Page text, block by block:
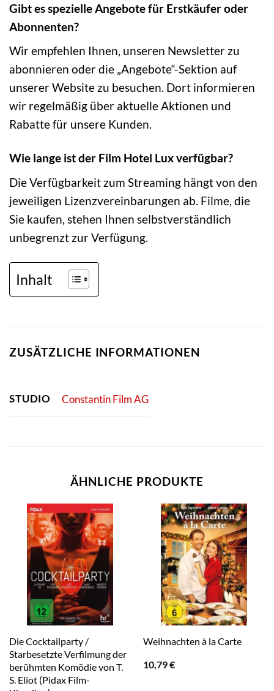
Gibt es spezielle Angebote für Erstkäufer oder
Abonnenten?
Wir empfehlen Ihnen, unseren Newsletter zu
abonnieren oder die „Angebote“-Sektion auf
unserer Website zu besuchen. Dort informieren
wir regelmäßig über aktuelle Aktionen und
Rabatte für unsere Kunden.
Wie lange ist der Film Hotel Lux verfügbar?
Die Verfügbarkeit zum Streaming hängt von den
jeweiligen Lizenzvereinbarungen ab. Filme, die
Sie kaufen, stehen Ihnen selbstverständlich
unbegrenzt zur Verfügung.
Inhalt
ZUSÄTZLICHE INFORMATIONEN
STUDIO Constantin Film AG
ÄHNLICHE PRODUKTE
Die Cocktailparty /
Starbesetzte Verfilmung der
berühmten Komödie von T.
S. Eliot (Pidax Film-
Weihnachten à la Carte
10,79€